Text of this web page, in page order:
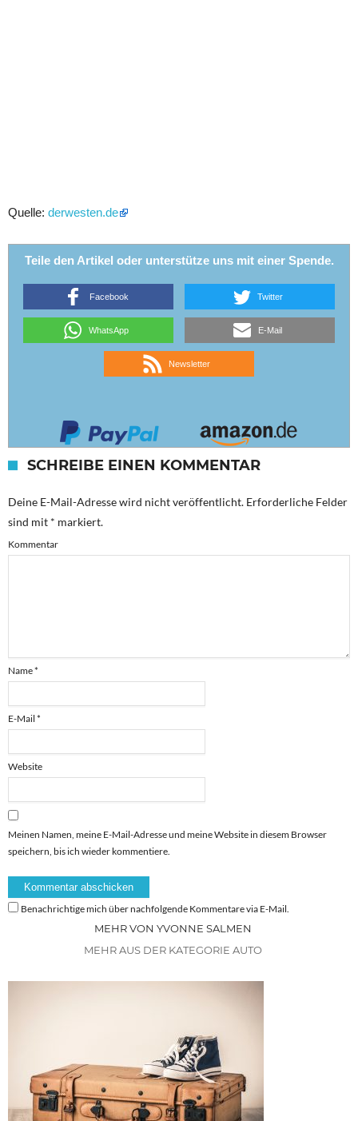
Quelle: derwesten.de
Teile den Artikel oder unterstütze uns mit einer Spende.
Facebook Twitter
WhatsApp E-Mail
Newsletter
SCHREIBE EINEN KOMMENTAR
Deine E-Mail-Adresse wird nicht veröffentlicht. Erforderliche Felder
sind mit * markiert.
Kommentar
Name*
E-Mail *
Website
Meinen Namen, meine E-Mail-Adresse und meine Website in diesem Browser
speichern, bis ich wieder kommentiere.
Benachrichtige mich über nachfolgende Kommentare via E-Mail.
MEHR VON YVONNE SALMEN
MEHR AUS DER KATEGORIE AUTO